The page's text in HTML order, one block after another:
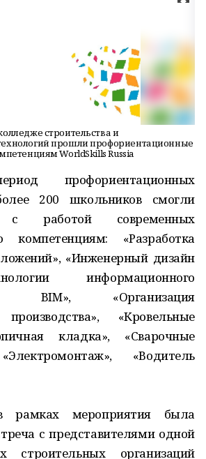
строительства и
прошли профориентационные
WorldSkills Russia
профориентационных
200 школьников смогли
с работой современных
компетенциям: «Разработка
«Инженерный дизайн
информационного
BIM», «Организация
производства», «Кровельные
кладка», «Сварочные
«Водитель
рамках мероприятия была
с представителями одной
строительных организаций